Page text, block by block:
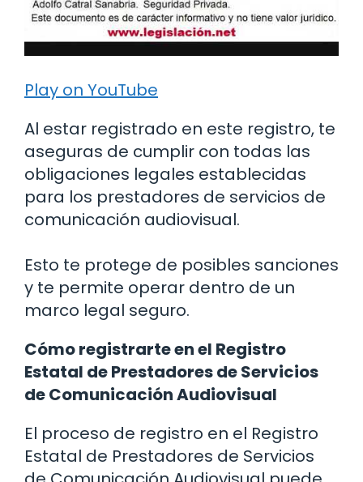
Play on YouTube
Al estar registrado en este registro, te
aseguras de cumplir con todas las
obligaciones legales establecidas
para los prestadores de servicios de
comunicación audiovisual.
Esto te protege de posibles sanciones
y te permite operar dentro de un
marco legal seguro.
Cómo registrarte en el Registro
Estatal de Prestadores de Servicios
de Comunicación Audiovisual
El proceso de registro en el Registro
Estatal de Prestadores de Servicios